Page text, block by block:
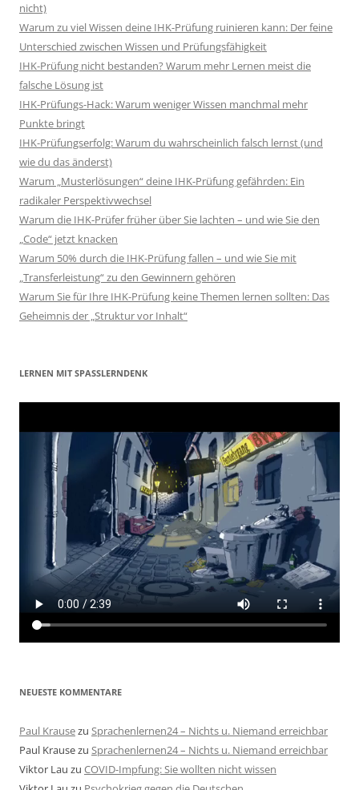
nicht)
Warum zu viel Wissen deine IHK-Prüfung ruinieren kann: Der feine
Unterschied zwischen Wissen und Prüfungsfähigkeit
IHK-Prüfung nicht bestanden? Warum mehr Lernen meist die
falsche Lösung ist
IHK-Prüfungs-Hack: Warum weniger Wissen manchmal mehr
Punkte bringt
IHK-Prüfungserfolg: Warum du wahrscheinlich falsch lernst (und
wie du das änderst)
Warum „Musterlösungen“ deine IHK-Prüfung gefährden: Ein
radikaler Perspektivwechsel
Warum die IHK-Prüfer früher über Sie lachten – und wie Sie den
„Code“ jetzt knacken
Warum 50% durch die IHK-Prüfung fallen – und wie Sie mit
„Transferleistung“ zu den Gewinnern gehören
Warum Sie für Ihre IHK-Prüfung keine Themen lernen sollten: Das
Geheimnis der „Struktur vor Inhalt“
LERNEN MIT SPASSLERNDENK
NEUESTE KOMMENTARE
Paul Krausezu Sprachenlernen24 – Nichts u. Niemand erreichbar
Paul Krausezu Sprachenlernen24 – Nichts u. Niemand erreichbar
Viktor Lau zu COVID-Impfung: Sie wollten nicht wissen